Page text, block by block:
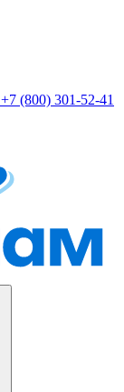
+7 (800) 301-52-41